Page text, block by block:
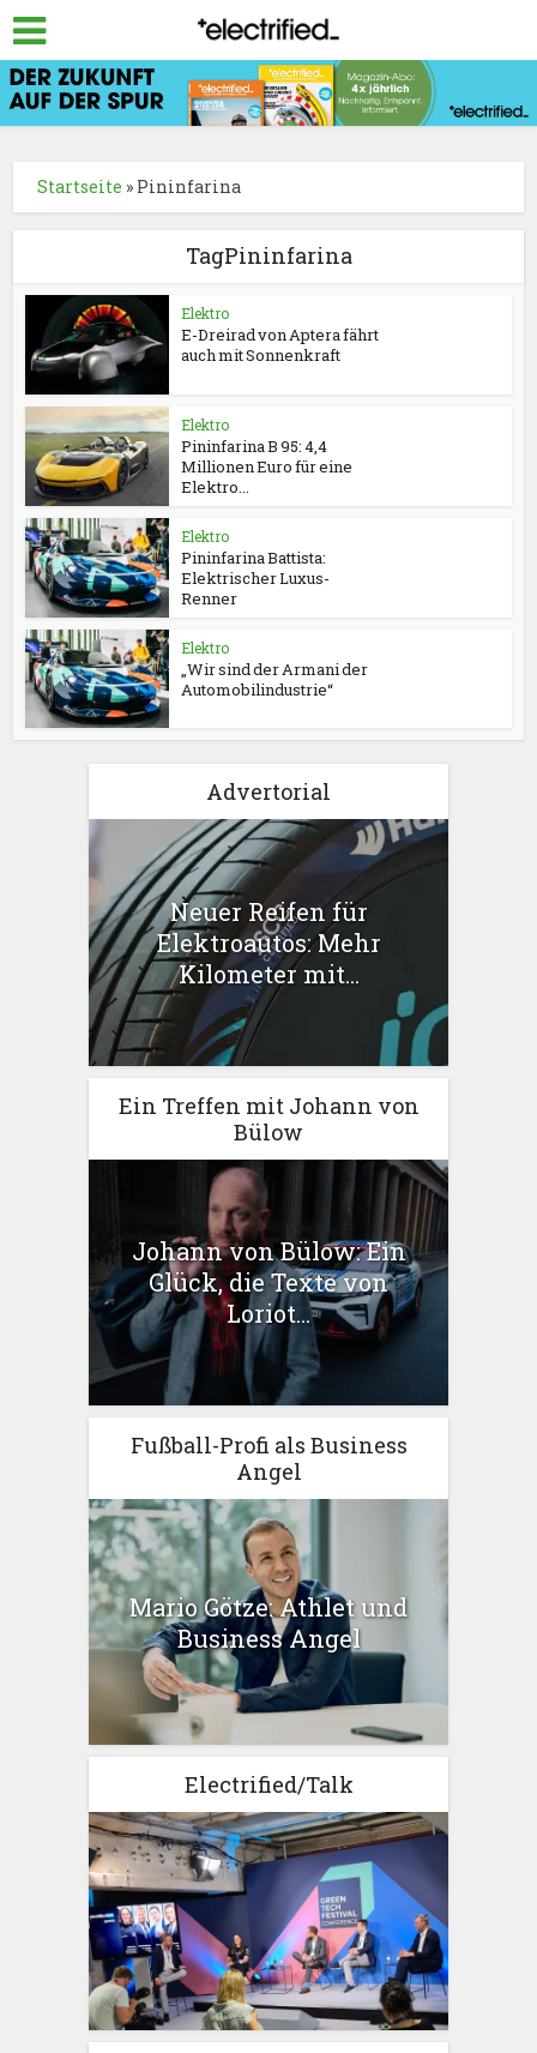
Startseite » Pininfarina
TagPininfarina
Elektro
E-Dreirad von Aptera fährt
auch mit Sonnenkraft
Elektro
Pininfarina B 95: 4,4
Millionen Euro für eine
Elektro...
Elektro
Pininfarina Battista:
Elektrischer Luxus-
Renner
Elektro
„Wir sind der Armani der
Automobilindustrie“
Advertorial
Neuer Reifen für
Elektroautos: Mehr
Kilometer mit...
Ein Treffen mit Johann von
Bülow
Johann von Bülow: Ein
Glück, die Texte von
Loriot...
Fußball-Profi als Business
Angel
Mario Götze: Athlet und
Business Angel
Electrified/Talk